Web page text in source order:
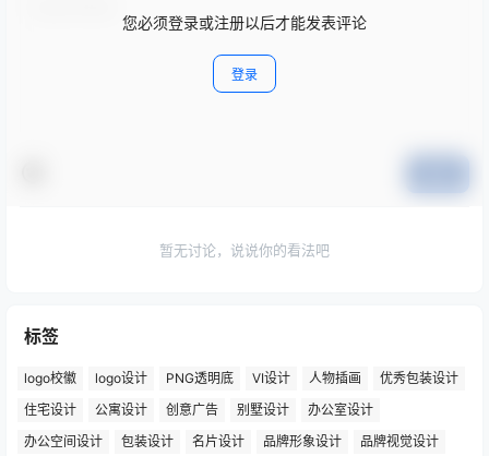
您必须登录或注册以后才能发表评论
登录
暂无讨论，说说你的看法吧
标签
logo校徽 logo设计 PNG透明底 VI设计 人物插画
优秀包装设计
住宅设计
公寓设计 创意广告 别墅设计
办公室设计
办公空间设计
包装设计 名片设计 品牌形象设计
品牌视觉设计